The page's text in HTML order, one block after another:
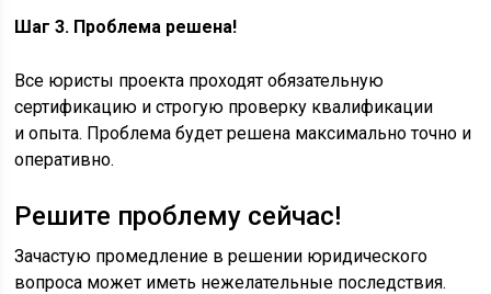
Шаг 3. Проблема решена!
Все юристы проекта проходят обязательную
сертификацию и строгую проверку квалификации
и опыта. Проблема будет решена максимально точно и
оперативно.
Решите проблему сейчас!
Зачастую промедление в решении юридического
вопроса может иметь нежелательные последствия.